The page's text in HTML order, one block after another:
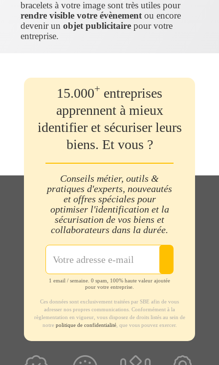
bracelets à votre image sont très utiles pour
rendre visible votre évènement ou encore
devenir un objet publicitaire pour votre
entreprise.
15.000+ entreprises
apprennent à mieux
identifier et sécuriser leurs
biens. Et vous ?
Conseils métier, outils &
pratiques d'experts, nouveautés
et offres spéciales pour
optimiser l'identification et la
sécurisation de vos biens et
collaborateurs dans la durée.
1 email / semaine. 0 spam, 100% haute valeur ajoutée
pour votre entreprise.
Ces données sont exclusivement traitées par SBE afin de vous
adresser nos propres communications. Conformément à la
règlementation en vigueur, vous disposez de droits listés au sein de
notre politique de confidentialité, que vous pouvez exercer.